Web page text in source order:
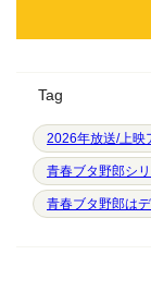
Tag
2026年放送/上映
青春ブタ野郎シ
青春ブタ野郎は